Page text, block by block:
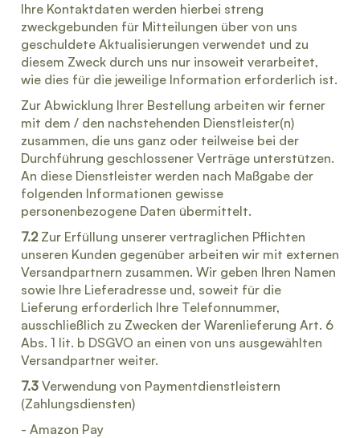
Ihre Kontaktdaten werden hierbei streng
zweckgebunden für Mitteilungen über von uns
geschuldete Aktualisierungen verwendet und zu
diesem Zweck durch uns nur insoweit verarbeitet,
wie dies für die jeweilige Information erforderlich ist.
Zur Abwicklung Ihrer Bestellung arbeiten wir ferner
mit dem / den nachstehenden Dienstleister(n)
zusammen, die uns ganz oder teilweise bei der
Durchführung geschlossener Verträge unterstützen.
An diese Dienstleister werden nach Maßgabe der
folgenden Informationen gewisse
personenbezogene Daten übermittelt.
7.2Zur Erfüllung unserer vertraglichen Pflichten
unseren Kunden gegenüber arbeiten wir mit externen
Versandpartnern zusammen. Wir geben Ihren Namen
sowie Ihre Lieferadresse und, soweit für die
Lieferung erforderlich Ihre Telefonnummer,
ausschließlich zu Zwecken der Warenlieferung Art. 6
Abs. 1 lit. b DSGVO an einen von uns ausgewählten
Versandpartner weiter.
7.3 Verwendung von Paymentdienstleistern
(Zahlungsdiensten)
- Amazon Pay